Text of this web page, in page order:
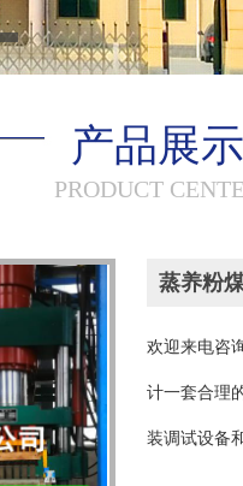
产品展示
PRODUCT
蒸养粉
欢迎来电咨
计一套合理
装调试设备